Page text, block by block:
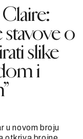
stavove o
slike
i
u novom broju